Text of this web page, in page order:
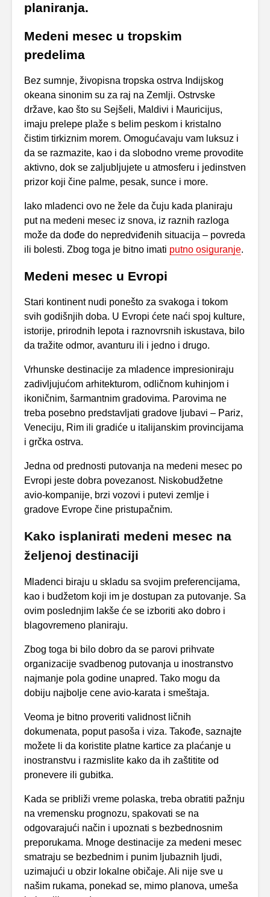
planiranja.
Medeni mesec u tropskim
predelima
Bez sumnje, živopisna tropska ostrva Indijskog
okeana sinonim su za raj na Zemlji. Ostrvske
države, kao što su Sejšeli, Maldivi i Mauricijus,
imaju prelepe plaže s belim peskom i kristalno
čistim tirkiznim morem. Omogućavaju vam luksuz i
da se razmazite, kao i da slobodno vreme provodite
aktivno, dok se zaljubljujete u atmosferu i jedinstven
prizor koji čine palme, pesak, sunce i more.
Iako mladenci ovo ne žele da čuju kada planiraju
put na medeni mesec iz snova, iz raznih razloga
može da dođe do nepredviđenih situacija – povreda
ili bolesti. Zbog toga je bitno imati putno osiguranje.
Medeni mesec u Evropi
Stari kontinent nudi ponešto za svakoga i tokom
svih godišnjih doba. U Evropi ćete naći spoj kulture,
istorije, prirodnih lepota i raznovrsnih iskustava, bilo
da tražite odmor, avanturu ili i jedno i drugo.
Vrhunske destinacije za mladence impresioniraju
zadivljujućom arhitekturom, odličnom kuhinjom i
ikoničnim, šarmantnim gradovima. Parovima ne
treba posebno predstavljati gradove ljubavi – Pariz,
Veneciju, Rim ili gradiće u italijanskim provincijama
i grčka ostrva.
Jedna od prednosti putovanja na medeni mesec po
Evropi jeste dobra povezanost. Niskobudžetne
avio-kompanije, brzi vozovi i putevi zemlje i
gradove Evrope čine pristupačnim.
Kako isplanirati medeni mesec na
željenoj destinaciji
Mladenci biraju u skladu sa svojim preferencijama,
kao i budžetom koji im je dostupan za putovanje. Sa
ovim poslednjim lakše će se izboriti ako dobro i
blagovremeno planiraju.
Zbog toga bi bilo dobro da se parovi prihvate
organizacije svadbenog putovanja u inostranstvo
najmanje pola godine unapred. Tako mogu da
dobiju najbolje cene avio-karata i smeštaja.
Veoma je bitno proveriti validnost ličnih
dokumenata, poput pasoša i viza. Takođe, saznajte
možete li da koristite platne kartice za plaćanje u
inostranstvu i razmislite kako da ih zaštitite od
pronevere ili gubitka.
Kada se približi vreme polaska, treba obratiti pažnju
na vremensku prognozu, spakovati se na
odgovarajući način i upoznati s bezbednosnim
preporukama. Mnoge destinacije za medeni mesec
smatraju se bezbednim i punim ljubaznih ljudi,
uzimajući u obzir lokalne običaje. Ali nije sve u
našim rukama, ponekad se, mimo planova, umeša